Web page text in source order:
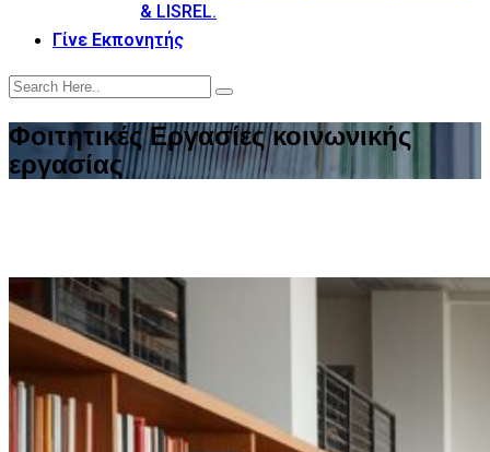
& LISREL.
Γίνε Εκπονητής
Φοιτητικές Εργασίες κοινωνικής
εργασίας